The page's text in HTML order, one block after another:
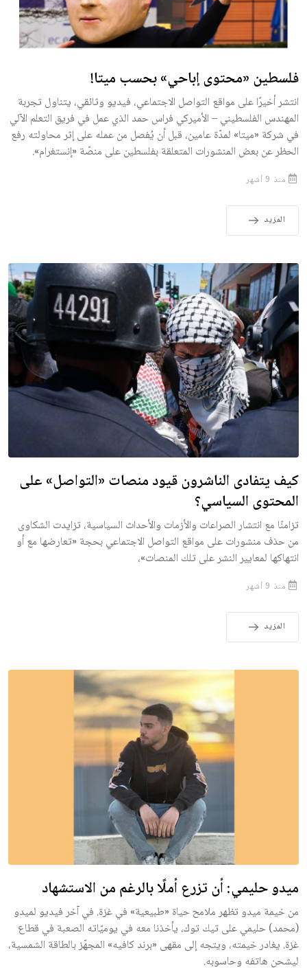
فلسطين «محتوى إباحي» بحسب ميتا!
انتشر أخيرًا على مواقع التواصل الاجتماعي، فيديو وثائقي، يتناول تجربة
المهندس الفلسطيني – الأميركي فراس حمد الذي عمل في فريق التعلم الآلي
في شركة «ميتا» لمدّة عامين، قبل أن يُفصل من عمله على إثر محاولته رفع
الحظر عن بعض المنشورات المتعلقة بفلسطين على منصّة «إنستغرام».
منذ 9 أشهر
المزيد
كيف يتفادى الناشرون قيود منصات «التواصل» على
المحتوى السياسي؟
تزامنًا مع انتشار الصراعات والأزمات والأحداث السياسية، تزايدت الشكاوى
من حذف منشورات على مواقع التواصل الاجتماعي بحجة «تعارضها مع أو
انتهاكها لمعايير النشر على تلك المنصات»،
منذ 9 أشهر
المزيد
ميدو حليمي: أن تزرع أملًا بالرغم من الاستشهاد
من خيمة ميدو تظهر ملامح حياة «طبيعية» في غزة. في آخر فيديو لميدو
(محمد) حليمي على تيك توك، يأخذنا معه في يوميّاته الصعبة في قطاع
غزة. يغادر خيمته، ويتجه إلى مقهى «برند كافيه» المجهّز بالطاقة الشمسية،
ليشحن هاتفه وحاسوبه.